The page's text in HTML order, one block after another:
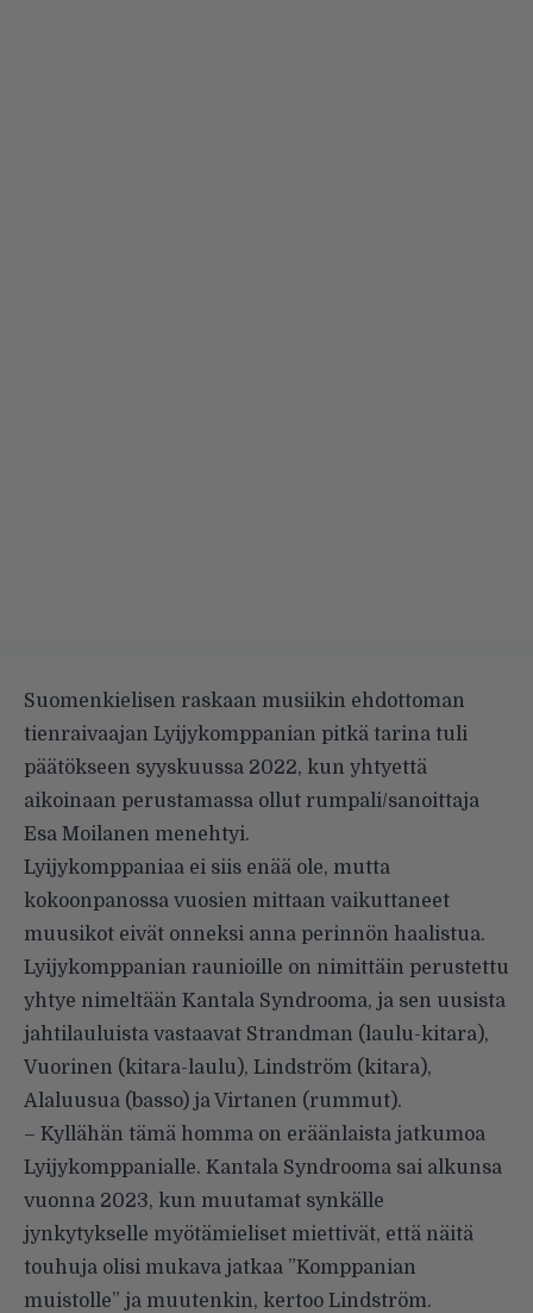
Suomenkielisen raskaan musiikin ehdottoman
tienraivaajan Lyijykomppanian pitkä tarina tuli
päätökseen syyskuussa 2022, kun yhtyettä
aikoinaan perustamassa ollut rumpali/sanoittaja
Esa Moilanen menehtyi.
Lyijykomppaniaa ei siis enää ole, mutta
kokoonpanossa vuosien mittaan vaikuttaneet
muusikot eivät onneksi anna perinnön haalistua.
Lyijykomppanian raunioille on nimittäin perustettu
yhtye nimeltään Kantala Syndrooma, ja sen uusista
jahtilauluista vastaavat Strandman (laulu-kitara),
Vuorinen (kitara-laulu), Lindström (kitara),
Alaluusua (basso) ja Virtanen (rummut).
– Kyllähän tämä homma on eräänlaista jatkumoa
Lyijykomppanialle. Kantala Syndrooma sai alkunsa
vuonna 2023, kun muutamat synkälle
jynkytykselle myötämieliset miettivät, että näitä
touhuja olisi mukava jatkaa ”Komppanian
muistolle” ja muutenkin, kertoo Lindström.